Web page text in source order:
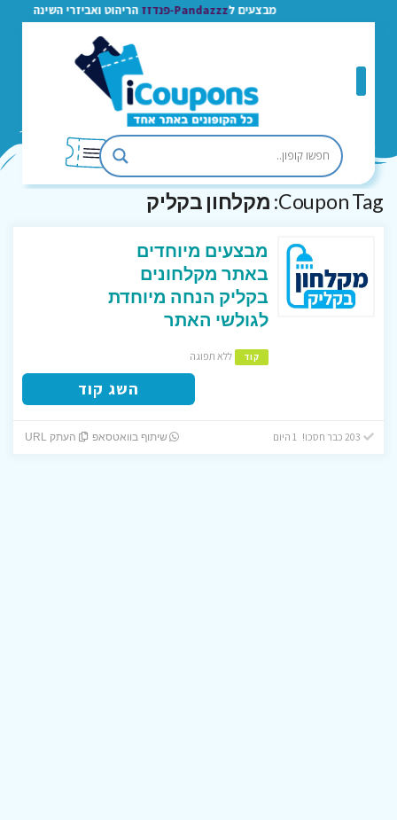
מבצעים ל Pandazzz-פנדזז הריהוט ואביזרי השינה
Coupon Tag: מקלחון בקליק
מבצעים מיוחדים
באתר מקלחונים
בקליק הנחה מיוחדת
לגולשי האתר
קוד ללא תפוגה
השג קוד
שיתוף בוואטסאפ העתק URL